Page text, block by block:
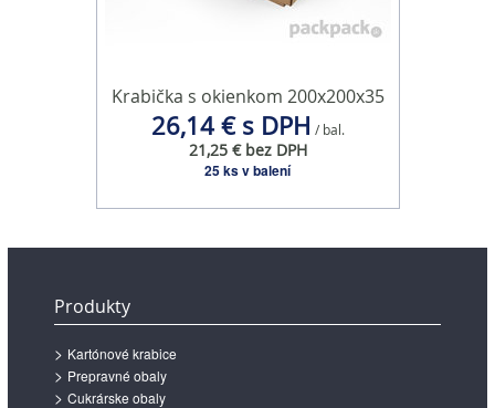
Krabička s okienkom 200x200x35
26,14 € s DPH / bal.
21,25 € bez DPH
25 ks v balení
Produkty
Kartónové krabice
Prepravné obaly
Cukrárske obaly